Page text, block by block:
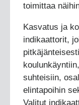
toimittaa
Kasvatus ja
indikaattorit,
suhteisiin,
elintapoihin
Valitut